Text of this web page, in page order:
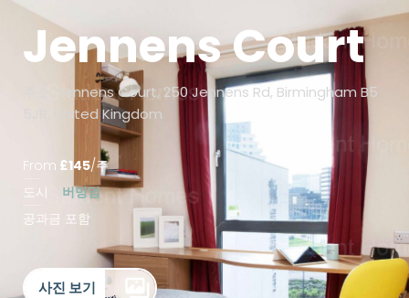
Jennens Court
주소: Jennens Court, 250 Jennens Rd, Birmingham B5
5JR, United Kingdom
From £145/주
도시
버밍엄
공과금 포함
사진 보기